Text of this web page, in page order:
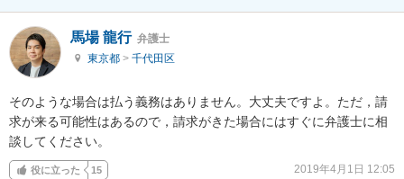
馬場 龍行 弁護士
東京都 > 千代田区
そのような場合は払う義務はありません。大丈夫ですよ。ただ，請
求が来る可能性はあるので，請求がきた場合にはすぐに弁護士に相
談してください。
役に立った 15 2019年4月1日 12:05